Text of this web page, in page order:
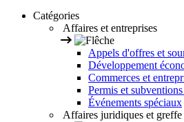
Catégories
Affaires et entreprises
Appels d'offres et
Développement
Commerces et
Permis et
Événements spéciaux
Affaires juridiques et greffe